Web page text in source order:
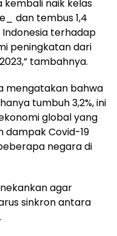
kembali naik kelas
dan tembus 1,4
Indonesia terhadap
peningkatan dari
tambahnya.
mengatakan bahwa
tumbuh 3,2%, ini
global yang
dampak Covid-19
negara di
agar
sinkron antara